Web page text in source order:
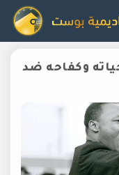
وكفاحه ضد